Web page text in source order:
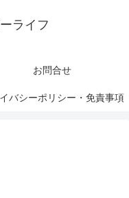
ライフ
お問合せ
バシーポリシー・免責事項